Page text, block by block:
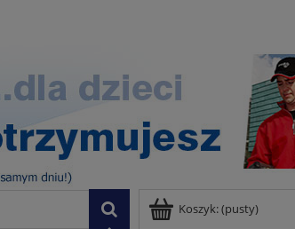
Koszyk:(pusty)